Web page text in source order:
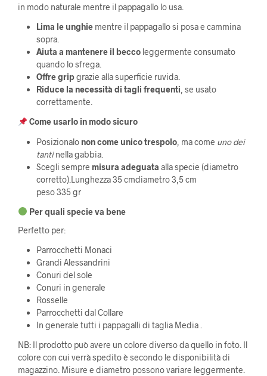
in modo naturale mentre il pappagallo lo usa.
Lima le unghiementre il pappagallo si posa e cammina
sopra.
Aiuta a mantenere il beccoleggermente consumato
quando lo sfrega.
Offre gripgrazie alla superficie ruvida.
Riduce la necessità di tagli frequenti , se usato
correttamente.
Come usarlo in modo sicuro
Posizionalo non come unico trespolo, ma come uno dei
tantinella gabbia.
Scegli sempre misura adeguata alla specie (diametro
corretto).Lunghezza 35 cmdiametro 3,5 cm
peso 335 gr
Per quali specie va bene
Perfetto per:
Parrocchetti Monaci
Grandi Alessandrini
Conuri del sole
Conuri in generale
Rosselle
Parrocchetti dal Collare
In generale tutti i pappagalli di taglia Media .
NB: Il prodotto può avere un colore diverso da quello in foto. Il
colore con cui verrà spedito è secondo le disponibilità di
magazzino. Misure e diametro possono variare leggermente.